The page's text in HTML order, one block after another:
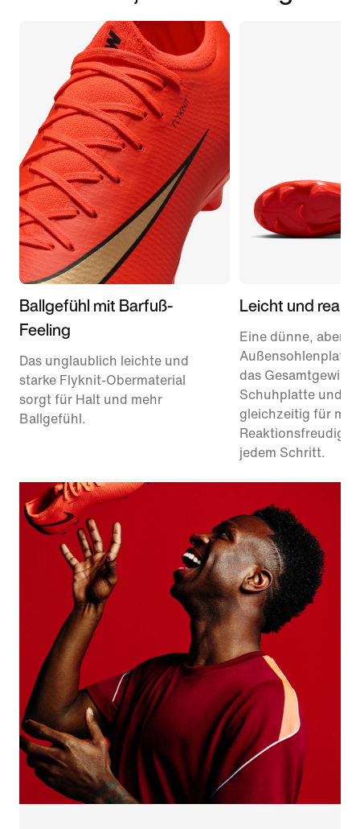
Ballgefühl mit Barfuß-
Feeling
Das unglaublich leichte und
starke Flyknit-Obermaterial
sorgt für Halt und mehr
Ballgefühl.
Leicht und
Eine dünne, aber
Außensohlenplatte
das
Schuhplatte und
gleichzeitig für
jedem Schritt.